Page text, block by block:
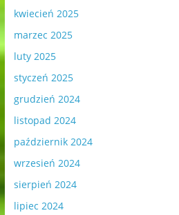
kwiecień 2025
marzec 2025
luty 2025
styczeń 2025
grudzień 2024
listopad 2024
październik 2024
wrzesień 2024
sierpień 2024
lipiec 2024